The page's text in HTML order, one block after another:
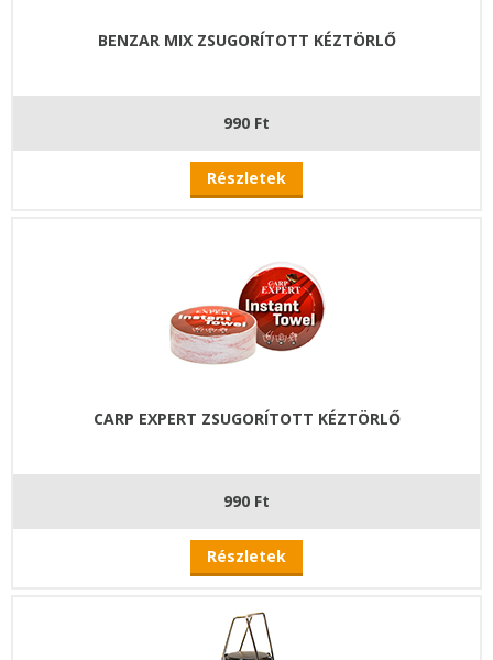
BENZAR MIX ZSUGORÍTOTT KÉZTÖRLŐ
990 Ft
Részletek
CARP EXPERT ZSUGORÍTOTT KÉZTÖRLŐ
990 Ft
Részletek